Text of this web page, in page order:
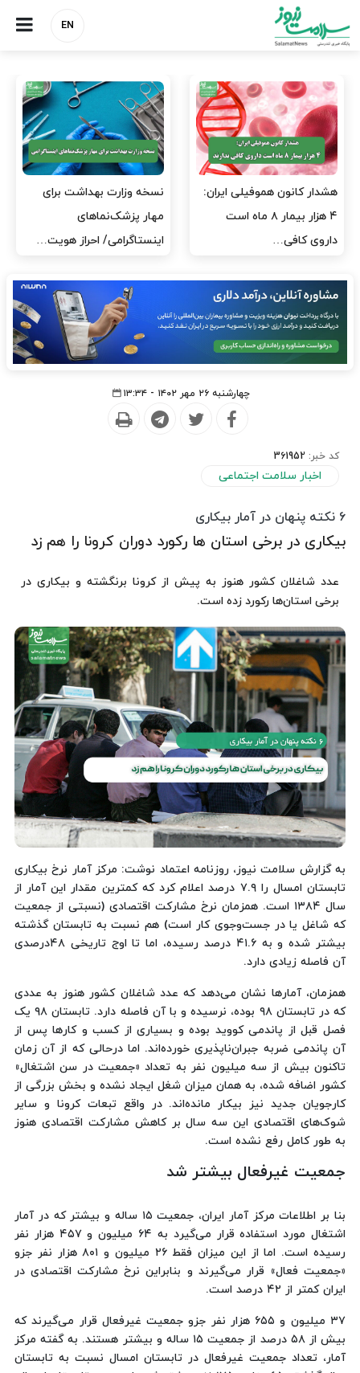
EN
مدیران پرستاری باید حامی
پرستاران باشند، نه عامل فشار
مدیریت سلامت، میدان
آزمون و خطا نیست
چهارشنبه ۲۶ مهر ۱۴۰۲ - ۱۳:۳۴
کد خبر: 361952
اخبار سلامت اجتماعی
۶ نکته پنهان در آمار بیکاری
بیکاری در برخی استان ها رکورد دوران کرونا را هم زد
عدد شاغلان کشور هنوز به پیش از کرونا برنگشته و بیکاری در
برخی استان‌ها رکورد زده است.
به گزارش سلامت نیوز، روزنامه اعتماد نوشت: مرکز آمار نرخ بیکاری
تابستان امسال را ۷.۹ درصد اعلام کرد که کمترین مقدار این آمار از
سال ۱۳۸۴ است. همزمان نرخ مشارکت اقتصادی (نسبتی از جمعیت
که شاغل یا در جست‌وجوی کار است) هم نسبت به تابستان گذشته
بیشتر شده و به ۴۱.۶ درصد رسیده، اما تا اوج تاریخی ۴۸درصدی
آن فاصله زیادی دارد.
همزمان، آمارها نشان می‌دهد که عدد شاغلان کشور هنوز به عددی
که در تابستان ۹۸ بوده، نرسیده و با آن فاصله دارد. تابستان ۹۸ یک
فصل قبل از پاندمی کووید بوده و بسیاری از کسب و کارها پس از
آن پاندمی ضربه جبران‌ناپذیری خورده‌اند. اما درحالی که از آن زمان
تاکنون بیش از سه میلیون نفر به تعداد «جمعیت در سن اشتغال»
کشور اضافه شده، به همان میزان شغل ایجاد نشده و بخش بزرگی از
کارجویان جدید نیز بیکار مانده‌اند. در واقع تبعات کرونا و سایر
شوک‌های اقتصادی این سه سال بر کاهش مشارکت اقتصادی هنوز
به طور کامل رفع نشده است.
جمعیت غیرفعال بیشتر شد
بنا بر اطلاعات مرکز آمار ایران، جمعیت ۱۵ ساله و بیشتر که در آمار
اشتغال مورد استفاده قرار می‌گیرد به ۶۴ میلیون و ۴۵۷ هزار نفر
رسیده است. اما از این میزان فقط ۲۶ میلیون و ۸۰۱ هزار نفر جزو
«جمعیت فعال» قرار می‌گیرند و بنابراین نرخ مشارکت اقتصادی در
ایران کمتر از ۴۲ درصد است.
۳۷ میلیون و ۶۵۵ هزار نفر جزو جمعیت غیرفعال قرار می‌گیرند که
بیش از ۵۸ درصد از جمعیت ۱۵ ساله و بیشتر هستند. به گفته مرکز
آمار، تعداد جمعیت غیرفعال در تابستان امسال نسبت به تابستان